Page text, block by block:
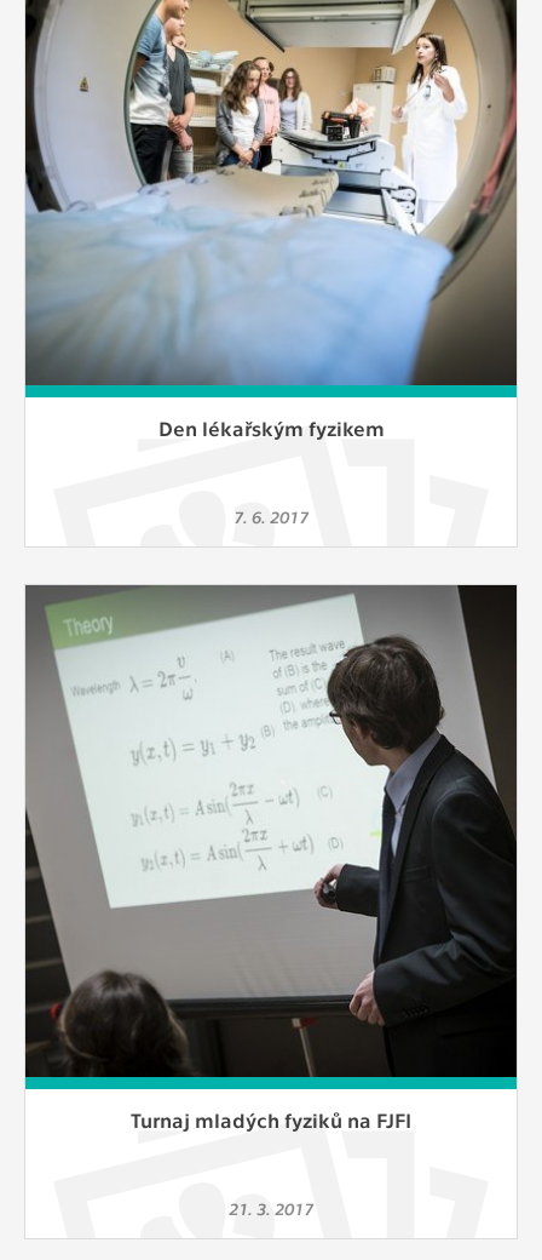
Cookies, které aplikace nedokáže zařadit.
Naším cílem je, aby tato kategorie
zůstala prázdná a všechny cookies byly
přiřazeny do některé z kategorií
uvedených výše.
Den lékařským fyzikem
7. 6. 2017
Turnaj mladých fyziků na FJFI
21. 3. 2017